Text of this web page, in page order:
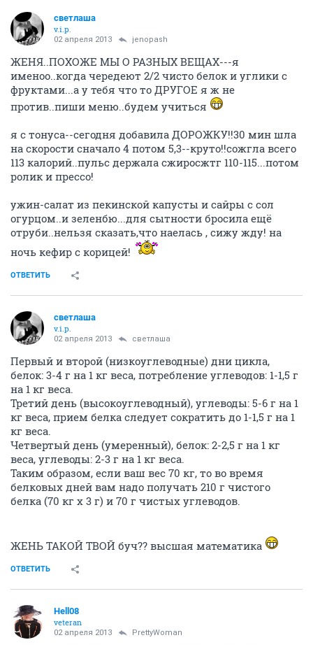
светлаша
v.i.p.
02 апреля 2013 jenopash
ЖЕНЯ..ПОХОЖЕ МЫ О РАЗНЫХ ВЕЩАХ---я
именоо..когда чередеют 2/2 чисто белок и углики с
фруктами...а у тебя что то ДРУГОЕ я ж не
против..пиши меню..будем учиться
я с тонуса--сегодня добавила ДОРОЖКУ!!30 мин шла
на скорости сначало 4 потом 5,3--круто!!сожгла всего
113 калорий..пульс держала сжиросжтг 110-115...потом
ролик и прессо!
ужин-салат из пекинской капусты и сайры с сол
огурцом..и зеленбю...для сытности бросила ещё
отруби..нельзя сказать,что наелась , сижу жду! на
ночь кефир с корицей!
ОТВЕТИТЬ
светлаша
v.i.p.
02 апреля 2013 светлаша
Первый и второй (низкоуглеводные) дни цикла,
белок: 3-4 г на 1 кг веса, потребление углеводов: 1-1,5 г
на 1 кг веса.
Третий день (высокоуглеводный), углеводы: 5-6 г на 1
кг веса, прием белка следует сократить до 1-1,5 г на 1
кг веса.
Четвертый день (умеренный), белок: 2-2,5 г на 1 кг
веса, углеводы: 2-3 г на 1 кг веса.
Таким образом, если ваш вес 70 кг, то во время
белковых дней вам надо получать 210 г чистого
белка (70 кг х 3 г) и 70 г чистых углеводов.
ЖЕНЬ ТАКОЙ ТВОЙ буч?? высшая математика
ОТВЕТИТЬ
Hell08
veteran
02 апреля 2013 PrettyWoman